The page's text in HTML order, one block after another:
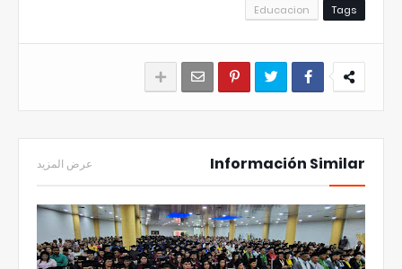
Tags
Educacion
Información Similar عرض المزيد